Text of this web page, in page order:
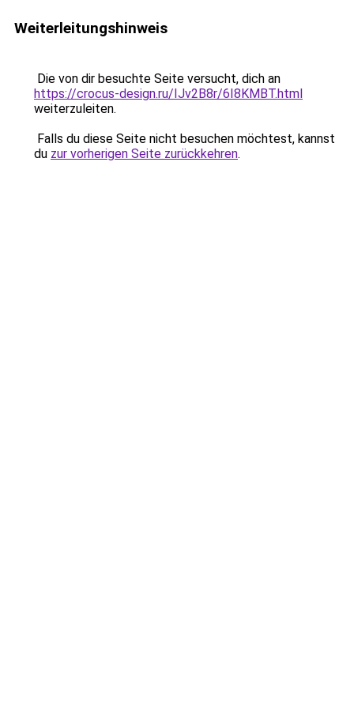
Weiterleitungshinweis
Die von dir besuchte Seite versucht, dich an
https://crocus-design.ru/IJv2B8r/6I8KMBT.html
weiterzuleiten.
Falls du diese Seite nicht besuchen möchtest, kannst
du zur vorherigen Seite zurückkehren.